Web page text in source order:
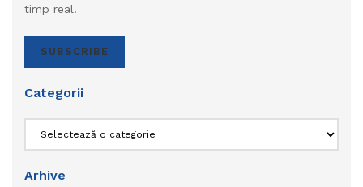
timp real!
SUBSCRIBE
Categorii
Arhive